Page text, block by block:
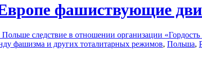
фашиствующие
следствие в отношении организации
фашизма и других тоталитарных режимов, Польша,